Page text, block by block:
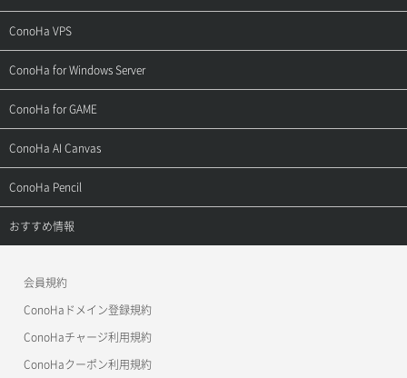
ご契約・お支払い
お問い合わせ
サポートトップ
ご利用ガイド
よくある質問
ConoHa VPS
サポートトップ
ご利用ガイド
APIドキュメントVPS3.0
ConoHa for Windows Server
サポートトップ
ご利用ガイド
APIドキュメントVPS3.0
ConoHa for GAME
サポートトップ
ご利用ガイド
ConoHa AI Canvas
サポートトップ
ご利用ガイド
ConoHa Pencil
サポートトップ
おすすめ情報
美雲このは徹底ガイド
会員規約
ConoHaドメイン登録規約
ConoHaチャージ利用規約
ConoHaクーポン利用規約